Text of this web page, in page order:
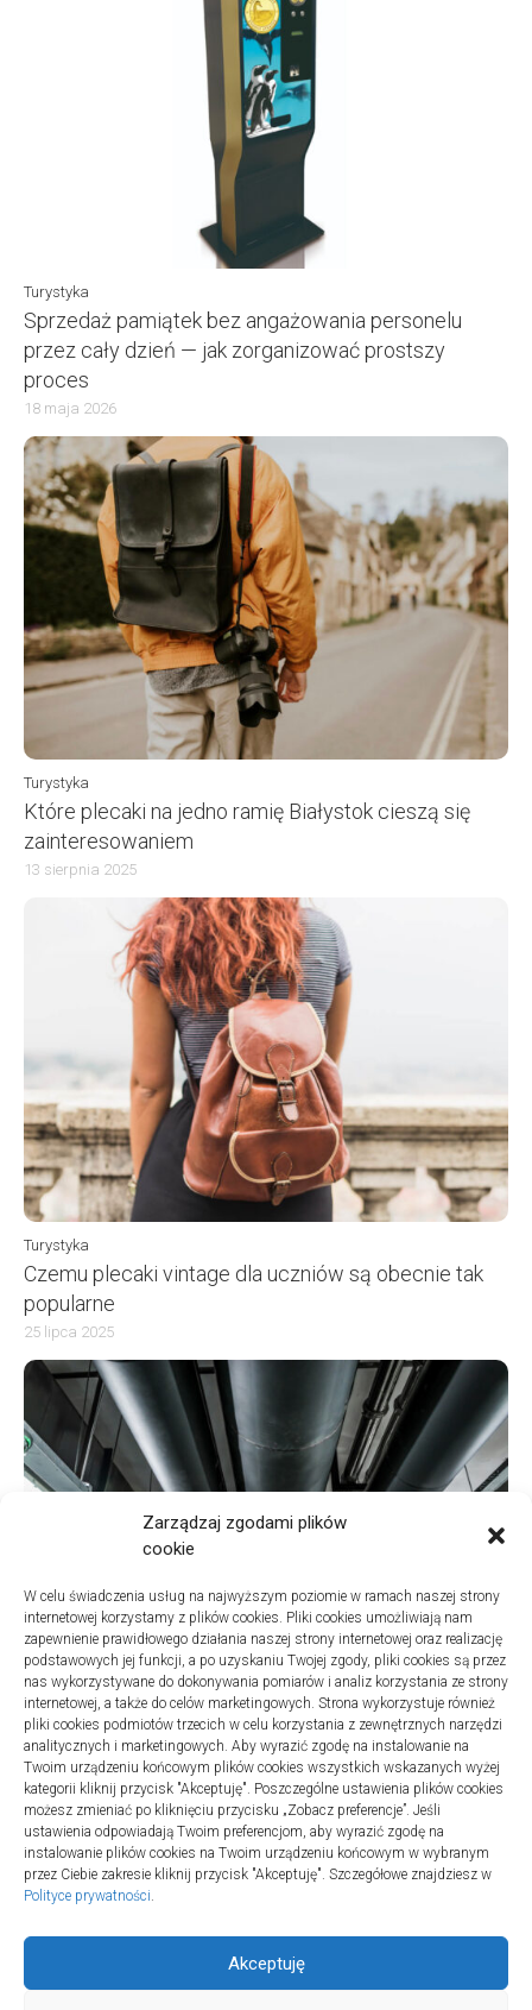
Zarządzaj zgodami plików
cookie
W celu świadczenia usług na najwyższym poziomie w ramach naszej strony
internetowej korzystamy z plików cookies. Pliki cookies umożliwiają nam
zapewnienie prawidłowego działania naszej strony internetowej oraz realizację
podstawowych jej funkcji, a po uzyskaniu Twojej zgody, pliki cookies są przez
nas wykorzystywane do dokonywania pomiarów i analiz korzystania ze strony
internetowej, a także do celów marketingowych. Strona wykorzystuje również
pliki cookies podmiotów trzecich w celu korzystania z zewnętrznych narzędzi
analitycznych i marketingowych. Aby wyrazić zgodę na instalowanie na
Twoim urządzeniu końcowym plików cookies wszystkich wskazanych wyżej
kategorii kliknij przycisk "Akceptuję". Poszczególne ustawienia plików cookies
możesz zmieniać po kliknięciu przycisku „Zobacz preferencje”. Jeśli
ustawienia odpowiadają Twoim preferencjom, aby wyrazić zgodę na
instalowanie plików cookies na Twoim urządzeniu końcowym w wybranym
przez Ciebie zakresie kliknij przycisk "Akceptuję". Szczegółowe znajdziesz w
Polityce prywatności.
Akceptuję
Turystyka
Sprzedaż pamiątek bez angażowania personelu
przez cały dzień — jak zorganizować prostszy
proces
18 maja 2026
Turystyka
Które plecaki na jedno ramię Białystok cieszą się
zainteresowaniem
13 sierpnia 2025
Turystyka
Czemu plecaki vintage dla uczniów są obecnie tak
popularne
25 lipca 2025
Turystyka
Jak wybrać dobrą firmę do sanitarnych instalacji w
szpitalach
20 lipca 2025
Aktywność © 2026. All Rights Reserved.